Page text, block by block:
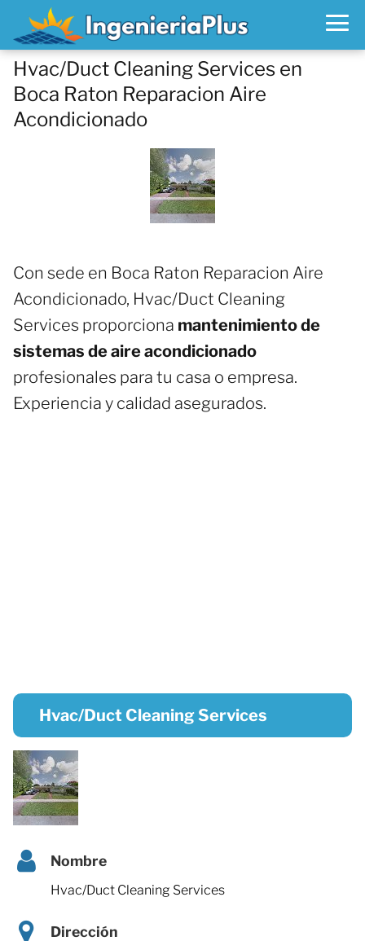
Hvac/Duct Cleaning Services en
Boca Raton Reparacion Aire
Acondicionado
Con sede en Boca Raton Reparacion Aire
Acondicionado, Hvac/Duct Cleaning
Services proporciona mantenimiento de
sistemas de aire acondicionado
profesionales para tu casa o empresa.
Experiencia y calidad asegurados.
Hvac/Duct Cleaning Services
Nombre
Hvac/Duct Cleaning Services
Dirección